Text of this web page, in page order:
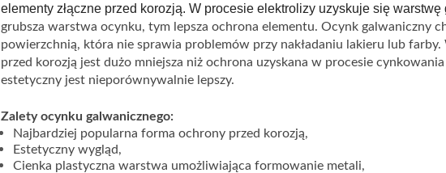
elementy złączne przed korozją. W procesie elektrolizy uzyskuje się
grubsza warstwa ocynku, tym lepsza ochrona elementu. Ocynk galwaniczny
powierzchnią, która nie sprawia problemów przy nakładaniu lakieru lub
przed korozją jest dużo mniejsza niż ochrona uzyskana w procesie
estetyczny jest nieporównywalnie lepszy.
Zalety ocynku galwanicznego:
Najbardziej popularna forma ochrony przed korozją,
Estetyczny wygląd,
Cienka plastyczna warstwa umożliwiająca formowanie metali,